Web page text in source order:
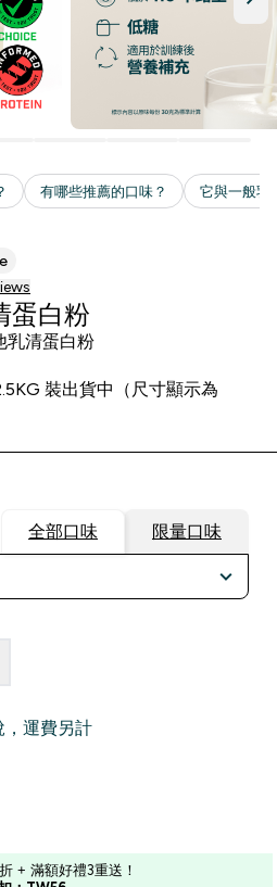
reviews
蛋白粉
乳清蛋白粉
裝出貨中（尺寸顯示為
全部口味 限量口味
運費另計
+ 滿額好禮3重送！